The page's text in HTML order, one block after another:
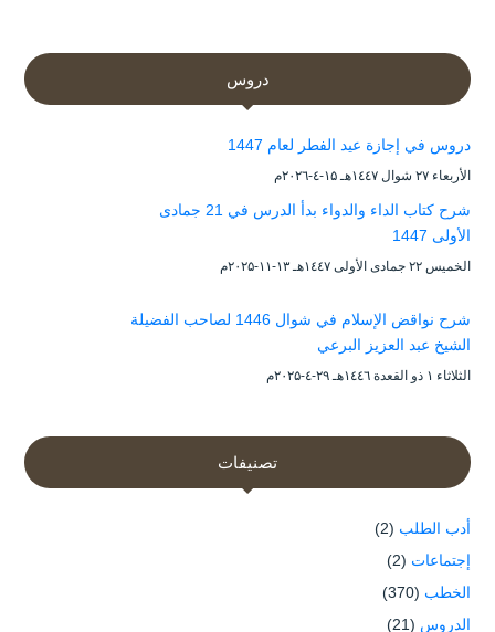
دروس
دروس في إجازة عيد الفطر لعام 1447
الأربعاء ۲۷ شوال ۱٤٤۷هـ ۱۵-٤-۲۰۲٦م
شرح كتاب الداء والدواء بدأ الدرس في 21 جمادى
الأولى 1447
الخميس ۲۲ جمادى الأولى ۱٤٤۷هـ ۱۳-۱۱-۲۰۲۵م
شرح نواقض الإسلام في شوال 1446 لصاحب الفضيلة
الشيخ عبد العزيز البرعي
الثلاثاء ۱ ذو القعدة ۱٤٤٦هـ ۲۹-٤-۲۰۲۵م
تصنيفات
أدب الطلب (2)
إجتماعات (2)
الخطب (370)
الدروس (21)